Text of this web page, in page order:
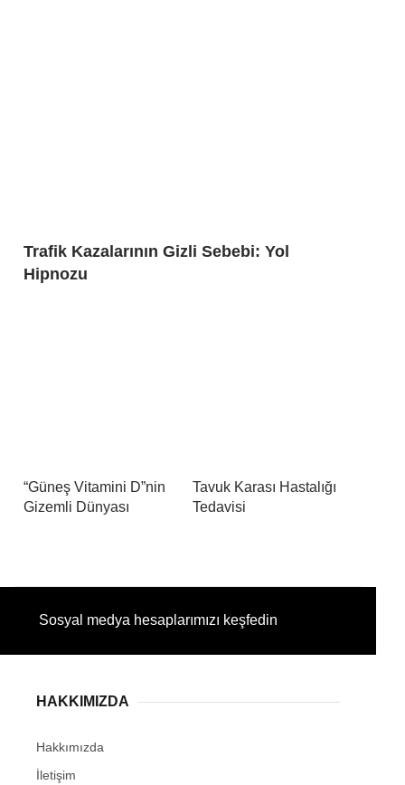
Trafik Kazalarının Gizli Sebebi: Yol
Hipnozu
“Güneş Vitamini D”nin
Gizemli Dünyası
Tavuk Karası Hastalığı
Tedavisi
Sosyal medya hesaplarımızı keşfedin
HAKKIMIZDA
Hakkımızda
İletişim